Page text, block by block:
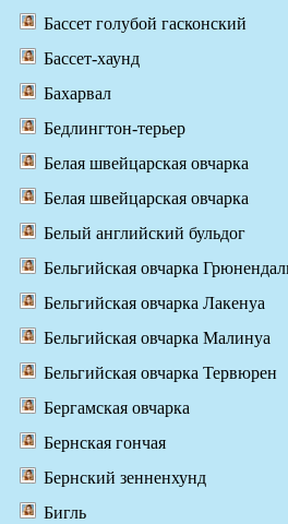
Бассет голубой гасконский
Бассет-хаунд
Бахарвал
Бедлингтон-терьер
Белая швейцарская овчарка
Белая швейцарская овчарка
Белый английский бульдог
Бельгийская овчарка
Бельгийская овчарка Лакенуа
Бельгийская овчарка Малинуа
Бельгийская овчарка Тервюрен
Бергамская овчарка
Бернская гончая
Бернский зенненхунд
Бигль